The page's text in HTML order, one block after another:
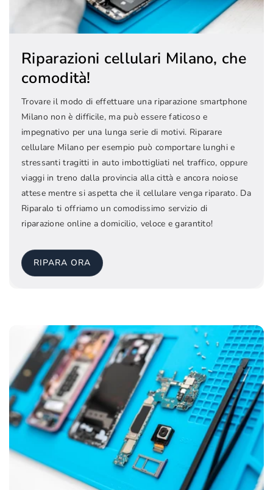
Riparazioni cellulari Milano, che
comodità!
Trovare il modo di effettuare una riparazione smartphone
Milano non è difficile, ma può essere faticoso e
impegnativo per una lunga serie di motivi. Riparare
cellulare Milano per esempio può comportare lunghi e
stressanti tragitti in auto imbottigliati nel traffico, oppure
viaggi in treno dalla provincia alla città e ancora noiose
attese mentre si aspetta che il cellulare venga riparato. Da
Riparalo ti offriamo un comodissimo servizio di
riparazione online a domicilio, veloce e garantito!
RIPARA ORA